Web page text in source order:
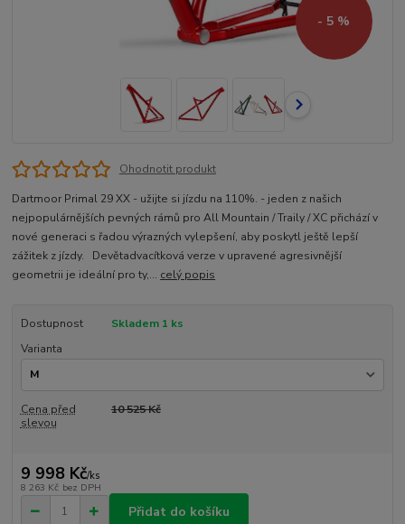
- 5 %
Ohodnotit produkt
Dartmoor Primal 29 XX - užijte si jízdu na 110%. - jeden z našich
nejpopulárnějších pevných rámů pro All Mountain / Traily / XC přichází v
nové generaci s řadou výrazných vylepšení, aby poskytl ještě lepší
zážitek z jízdy. Devětadvacítková verze v upravené agresivnější
geometrii je ideální pro ty,... celý popis
Dostupnost
Skladem 1 ks
Varianta
Cena před
slevou
10 525 Kč
9 998 Kč/ks
8 263 Kč bez DPH
Přidat do košíku